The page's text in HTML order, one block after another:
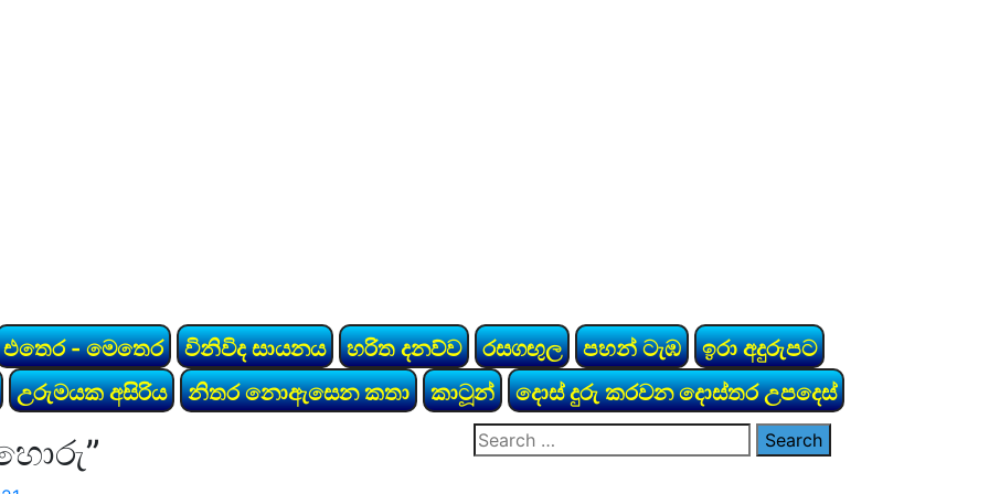
එතෙර - මෙතෙර විනිවිද සායනය හරිත දනව්ව රසගඟුල පහන් ටැඹ
ඉරා අදුරුපට
උරුමයක අසිරිය නිතර නොඇසෙන කතා කාටූන් දොස් දුරු කරවන දොස්තර උපදෙස්
Search
for: